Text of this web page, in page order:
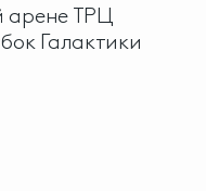
арене ТРЦ
Галактики